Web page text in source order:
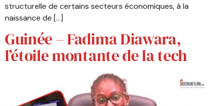
structurelle de certains secteurs économiques, à la
naissance de […]
Guinée – Fadima Diawara,
l’étoile montante de la tech